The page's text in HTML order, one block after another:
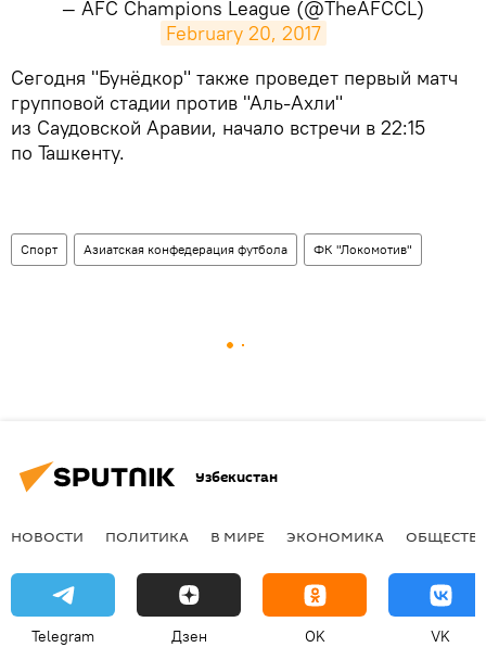
— AFC Champions League (@TheAFCCL)
February 20, 2017
​Сегодня "Бунёдкор" также проведет первый матч
групповой стадии против "Аль-Ахли"
из Саудовской Аравии, начало встречи в 22:15
по Ташкенту.
Спорт Азиатская конфедерация футбола ФК "Локомотив"
Узбекистан
НОВОСТИ ПОЛИТИКА В МИРЕ ЭКОНОМИКА
Telegram Дзен OK VK